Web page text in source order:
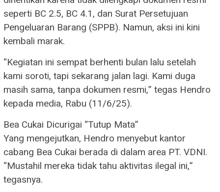
seperti BC 2.5, BC 4.1, dan Surat Persetujuan
Pengeluaran Barang (SPPB). Namun, aksi ini kini
kembali marak.
“Kegiatan ini sempat berhenti bulan lalu setelah
kami soroti, tapi sekarang jalan lagi. Kami duga
masih sama, tanpa dokumen resmi,” tegas Hendro
kepada media, Rabu (11/6/25).
Bea Cukai Dicurigai “Tutup Mata”
Yang mengejutkan, Hendro menyebut kantor
cabang Bea Cukai berada di dalam area PT. VDNI.
“Mustahil mereka tidak tahu aktivitas ilegal ini,”
tegasnya.